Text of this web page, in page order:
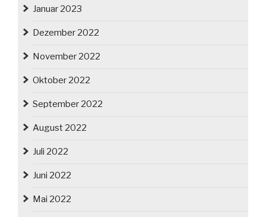
Januar 2023
Dezember 2022
November 2022
Oktober 2022
September 2022
August 2022
Juli 2022
Juni 2022
Mai 2022